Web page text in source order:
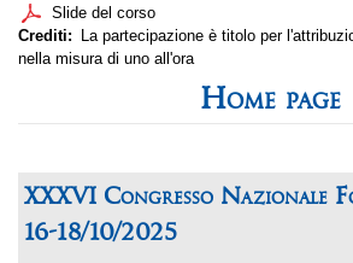
Slide del corso
Crediti
La partecipazione è titolo per
nella misura di uno all'ora
Home page
XXXVI Congresso Nazionale
16-18/10/2025